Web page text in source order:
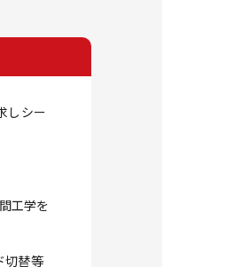
しシー
工学を
切替等